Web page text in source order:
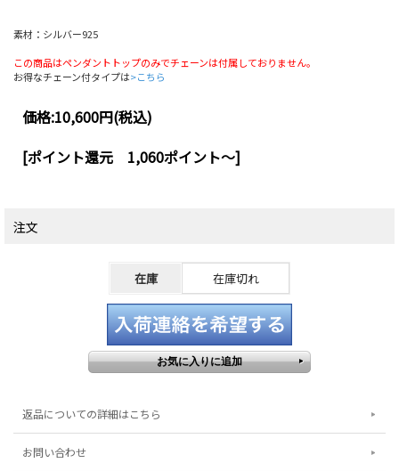
素材：シルバー925
この商品はペンダントトップのみでチェーンは付属しておりません。
お得なチェーン付タイプは>こちら
価格:10,600円(税込)
[ポイント還元 1,060ポイント～]
注文
在庫 在庫切れ
返品についての詳細はこちら
お問い合わせ